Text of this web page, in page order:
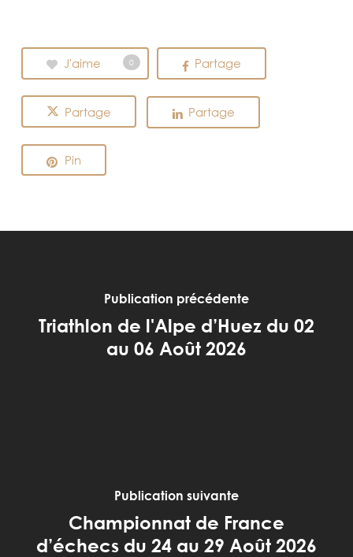
J'aime 0 Partage
Partage Partage
Pin
Publication précédente
Triathlon de l'Alpe d’Huez du 02
au 06 Août 2026
Publication suivante
Championnat de France
d’échecs du 24 au 29 Août 2026